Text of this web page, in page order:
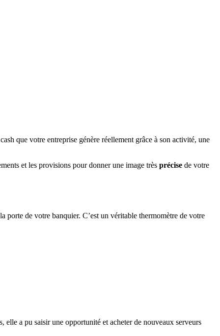
que votre entreprise génère réellement grâce à son activité, une
et les provisions pour donner une image très précise de votre
de votre banquier. C’est un véritable thermomètre de votre
a pu saisir une opportunité et acheter de nouveaux serveurs